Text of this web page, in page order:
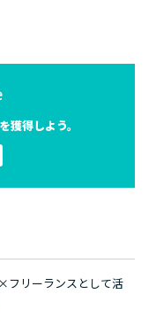
獲得しよう。
フリーランスとして活